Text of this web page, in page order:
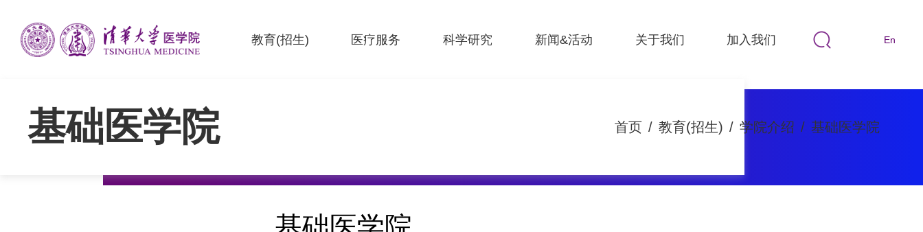
教育(招生) 医疗服务 科学研究 新闻&活动 关于我们 加入我们 En
基础医学院 首页 / 教育(招生) / 学院介绍 / 基础医学院